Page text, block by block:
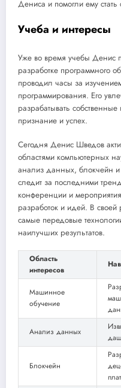
Дениса и помогли ему
Учеба и интересы
Уже во время учебы Денис
разработке программного
проводил часы за
программирования. Его
разрабатывать
признание и успех.
Сегодня Денис Шведов
областями компьютерных
анализ данных, блокчейн и
следит за последними
конференции и
разработок и идей. В своей
самые передовые
наилучших результатов.
Область
интересов
Машинное
обучение
Анализ данных
Блокчейн